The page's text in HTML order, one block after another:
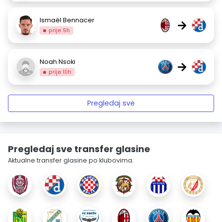
Ismaël Bennacer
prije 5h →
Noah Nsoki
prije 10h →
Pregledaj sve
Pregledaj sve transfer glasine
Aktualne transfer glasine po klubovima.